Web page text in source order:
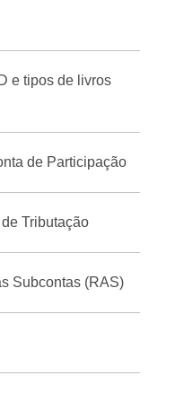
e tipos de livros
de Participação
Tributação
Subcontas (RAS)